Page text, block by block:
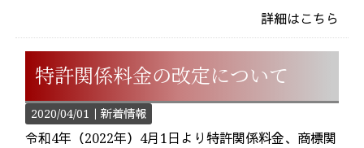
詳細はこちら
特許関係料金の改定について
2020/04/01｜新着情報
令和4年（2022年）4月1日より特許関係料金、商標関